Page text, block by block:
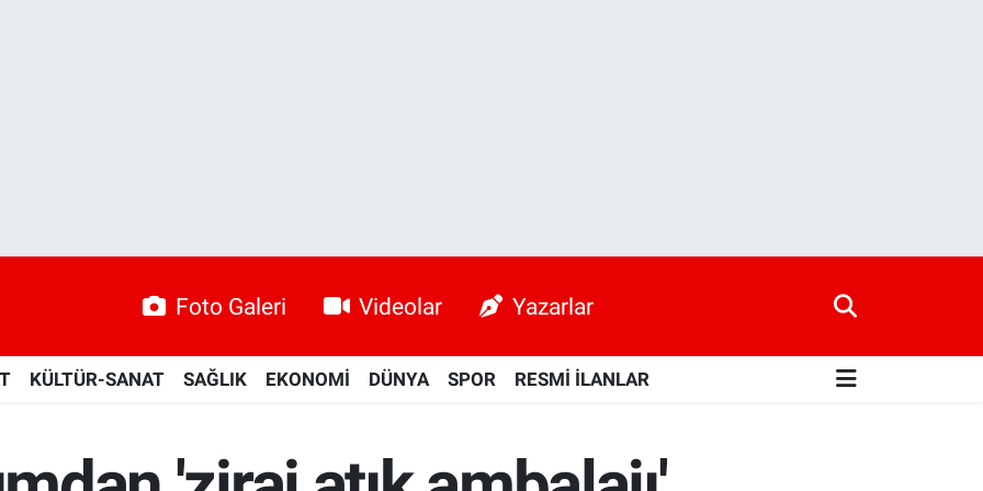
Foto Galeri Videolar Yazarlar
KÜLTÜR-SANAT SAĞLIK EKONOMİ DÜNYA SPOR RESMİ İLANLAR